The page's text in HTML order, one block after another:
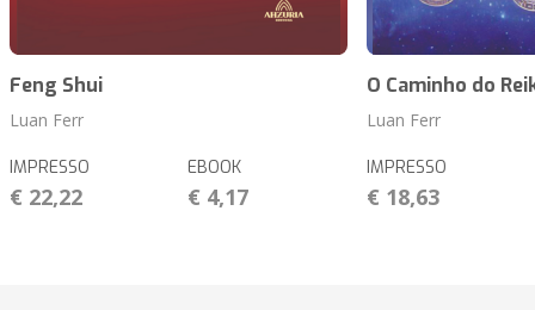
Feng Shui
Luan Ferr
IMPRESSO
€ 22,22
EBOOK
€ 4,17
O Caminho do
Luan Ferr
IMPRESSO
€ 18,63